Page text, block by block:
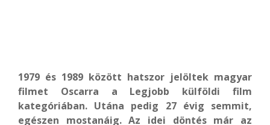
1979 és 1989 között hatszor jelöltek magyar
filmet Oscarra a Legjobb külföldi film
kategóriában. Utána pedig 27 évig semmit,
egészen mostanáig. Az idei döntés már az